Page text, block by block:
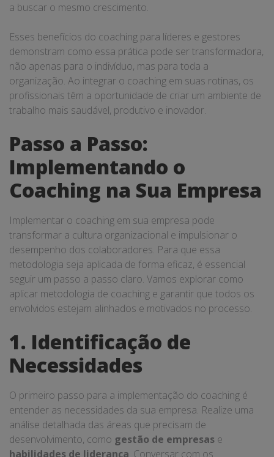
a buscar o mesmo crescimento.
Esses benefícios do coaching para líderes e gestores
demonstram como essa prática pode ser transformadora,
não apenas para o indivíduo, mas para toda a
organização. Ao integrar o coaching em suas rotinas, os
profissionais têm a oportunidade de criar um ambiente de
trabalho mais saudável, produtivo e inovador.
Passo a Passo:
Implementando o
Coaching na Sua Empresa
Implementar o coaching em sua empresa pode
transformar a cultura organizacional e impulsionar o
desempenho dos colaboradores. Para que essa
metodologia seja aplicada de forma eficaz, é essencial
seguir um passo a passo claro. Vamos explorar como
aplicar metodologia de coaching e garantir que todos os
envolvidos estejam alinhados e motivados no processo.
1. Identificação de
Necessidades
O primeiro passo para a implementação do coaching é
entender as necessidades da sua empresa. Realize uma
análise detalhada das áreas que precisam de
desenvolvimento, como gestão de empresas e
habilidades de liderança. Conversar com os